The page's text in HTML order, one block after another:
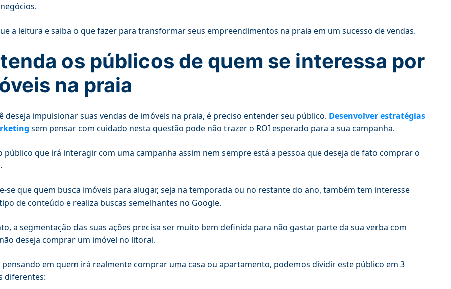
a leitura e saiba o que fazer para transformar seus empreendimentos na praia em um sucesso de vendas.
os públicos de quem se interessa por
na praia
deseja impulsionar suas vendas de imóveis na praia, é preciso entender seu público. Desenvolver estratégias
sem pensar com cuidado nesta questão pode não trazer o ROI esperado para a sua campanha.
público que irá interagir com uma campanha assim nem sempre está a pessoa que deseja de fato comprar o
se que quem busca imóveis para alugar, seja na temporada ou no restante do ano, também tem interesse
de conteúdo e realiza buscas semelhantes no Google.
a segmentação das suas ações precisa ser muito bem definida para não gastar parte da sua verba com
deseja comprar um imóvel no litoral.
pensando em quem irá realmente comprar uma casa ou apartamento, podemos dividir este público em 3
diferentes: